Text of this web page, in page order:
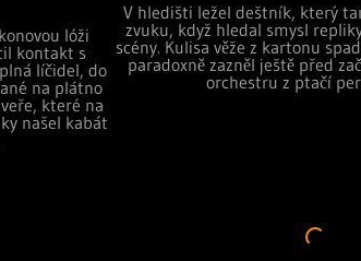
lóži
kontakt s
líčidel, do
na plátno
které na
našel kabát
V hledišti ležel deštník, který
zvuku, když hledal smysl
scény. Kulisa věže z kartonu
paradoxně zazněl ještě před
orchestru z ptačí